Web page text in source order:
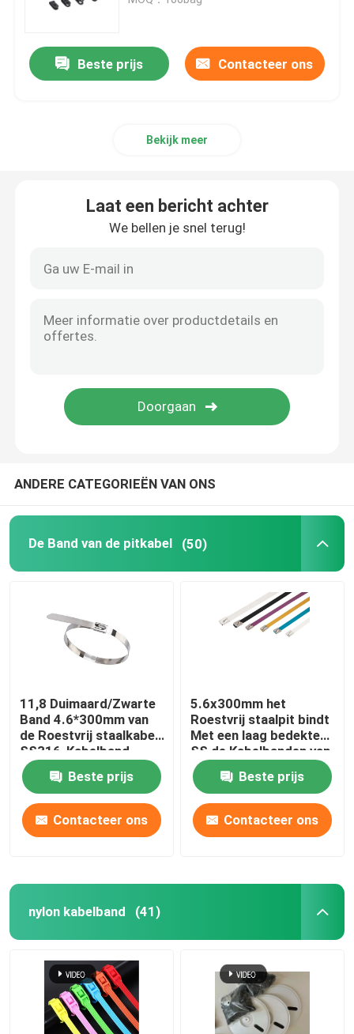
Plastic Veiligheidsverbinding
de hulpmiddelen van de kabelband
Beste prijs Contacteer ons
Bekijk meer
Laat een bericht achter
We bellen je snel terug!
ANDERE CATEGORIEËN VAN ONS
De Band van de pitkabel (50)
11,8 Duimaard/Zwarte
Band 4.6*300mm van
de Roestvrij staalkabel
SS316-Kabelband
Beste prijs
Contacteer ons
5.6x300mm het
Roestvrij staalpit bindt
Met een laag bedekte
SS de Kabelbanden van
de Uitlaatpijpkopbal
pvc
Beste prijs
Contacteer ons
nylon kabelband (41)